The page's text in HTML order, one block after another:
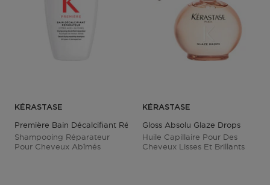
KÉRASTASE
Première Bain Décalcifiant Réparateur
Shampooing Réparateur
Pour Cheveux Abîmés
KÉRASTASE
Gloss Absolu Glaze Drops
Huile Capillaire Pour Des
Cheveux Lisses Et Brillants